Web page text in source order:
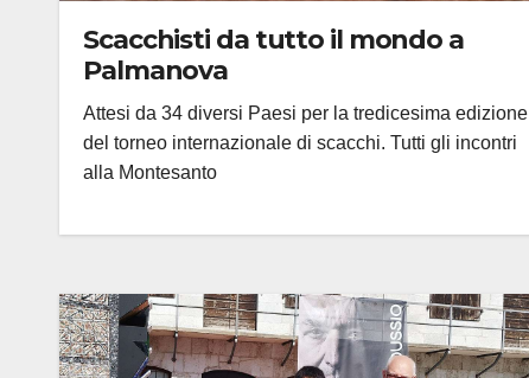
Scacchisti da tutto il mondo a
Palmanova
Attesi da 34 diversi Paesi per la tredicesima edizione
del torneo internazionale di scacchi. Tutti gli incontri
alla Montesanto